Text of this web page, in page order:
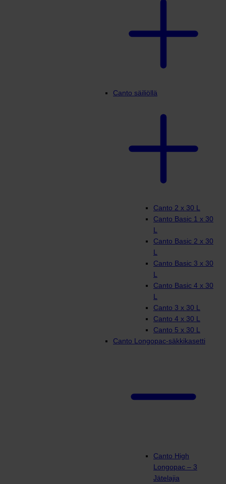
Canto säiliöllä
Canto 2 x 30 L
Canto Basic 1 x 30
L
Canto Basic 2 x 30
L
Canto Basic 3 x 30
L
Canto Basic 4 x 30
L
Canto 3 x 30 L
Canto 4 x 30 L
Canto 5 x 30 L
Canto Longopac-säkkikasetti
Canto High
Longopac – 3
Jätelajia